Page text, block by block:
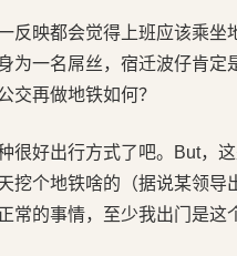
反映都会觉得上班应该乘坐
为一名屌丝，宿迁波仔肯定
交再做地铁如何？
很好出行方式了吧。But，
挖个地铁啥的（据说某领导
常的事情，至少我出门是这